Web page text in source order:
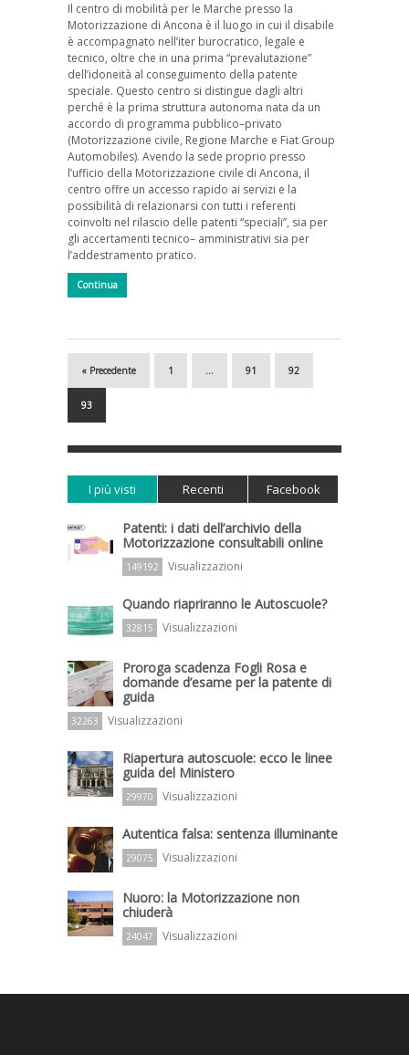
Il centro di mobilità per le Marche presso la
Motorizzazione di Ancona è il luogo in cui il disabile
è accompagnato nell’iter burocratico, legale e
tecnico, oltre che in una prima “prevalutazione”
dell’idoneità al conseguimento della patente
speciale. Questo centro si distingue dagli altri
perché è la prima struttura autonoma nata da un
accordo di programma pubblico–privato
(Motorizzazione civile, Regione Marche e Fiat Group
Automobiles). Avendo la sede proprio presso
l’ufficio della Motorizzazione civile di Ancona, il
centro offre un accesso rapido ai servizi e la
possibilità di relazionarsi con tutti i referenti
coinvolti nel rilascio delle patenti “speciali”, sia per
gli accertamenti tecnico– amministrativi sia per
l’addestramento pratico.
Continua
« Precedente 1 … 91 92
93
I più visti Recenti Facebook
Patenti: i dati dell’archivio della
Motorizzazione consultabili online
149192 Visualizzazioni
Quando riapriranno le Autoscuole?
32815 Visualizzazioni
Proroga scadenza Fogli Rosa e
domande d’esame per la patente di
guida
32263 Visualizzazioni
Riapertura autoscuole: ecco le linee
guida del Ministero
29970 Visualizzazioni
Autentica falsa: sentenza illuminante
29075 Visualizzazioni
Nuoro: la Motorizzazione non
chiuderà
24047 Visualizzazioni